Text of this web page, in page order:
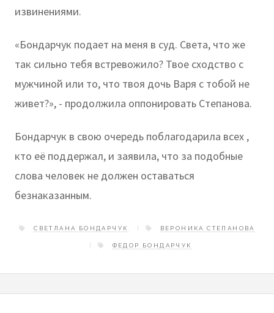
извинениями.
«Бондарчук подает на меня в суд. Света, что же
так сильно тебя встревожило? Твое сходство с
мужчиной или то, что твоя дочь Варя с тобой не
живет?», - продолжила оппонировать Степанова.
Бондарчук в свою очередь поблагодарила всех ,
кто её поддержал, и заявила, что за подобные
слова человек не должен оставаться
безнаказанным.
СВЕТЛАНА БОНДАРЧУК ВЕРОНИКА СТЕПАНОВА
ФЕДОР БОНДАРЧУК